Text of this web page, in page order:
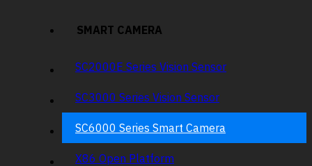
SMART CAMERA
SC2000E Series Vision Sensor
SC3000 Series Vision Sensor
SC6000 Series Smart Camera
X86 Open Platform